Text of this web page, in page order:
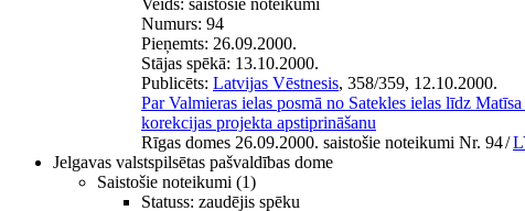
Numurs: 94
Pieņemts: 26.09.2000.
Stājas spēkā: 13.10.2000.
Publicēts: Latvijas Vēstnesis, 358/359, 12.10.2000.
Par Valmieras ielas posmā no Satekles ielas līdz
korekcijas projekta apstiprināšanu
Rīgas domes 26.09.2000. saistošie noteikumi Nr. 94/
Jelgavas valstspilsētas pašvaldības dome
Saistošie noteikumi (1)
Statuss: zaudējis spēku